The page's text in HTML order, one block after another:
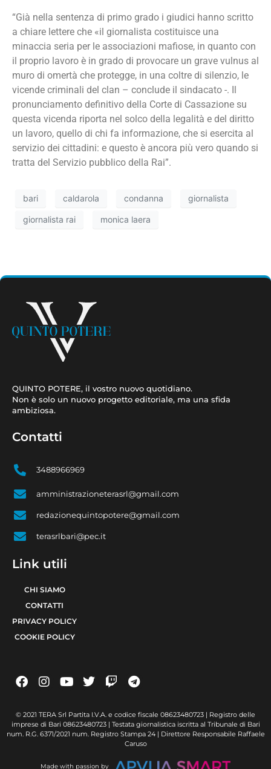
“Già nella sentenza di primo grado i giudici hanno scritto
a chiare lettere che «il giornalista costituisce una
minaccia seria per le associazioni mafiose, in quanto con
il proprio lavoro è in grado di provocare un grave vulnus al
muro di omertà che protegge, in una coltre di silenzio, le
vicende criminali del clan – conclude il sindacato -. Il
pronunciamento definitivo della Corte di Cassazione su
questa vicenda riporta nel solco della legalità e del diritto
un lavoro, quello di chi fa informazione, che si esercita al
servizio dei cittadini: e questo è ancora più vero quando si
tratta del Servizio pubblico della Rai”.
bari caldarola condanna giornalista
giornalista rai monica laera
QUINTO POTERE, il vostro nuovo quotidiano.
Non è solo un nuovo progetto editoriale, ma una sfida
ambiziosa.
Contatti
3488966969
amministrazioneterasrl@gmail.com
redazionequintopotere@gmail.com
terasrlbari@pec.it
Link utili
CHI SIAMO
CONTATTI
PRIVACY POLICY
COOKIE POLICY
© 2021 TERA Srl Partita I.V.A. e codice fiscale 08623480723 | Registro delle
imprese di Bari 08623480723 | Testata giornalistica iscritta al Tribunale di Bari
num. R.G. 6371/2021 num. Registro Stampa 24 | Direttore Responsabile Raffaele
Caruso
Made with passion by